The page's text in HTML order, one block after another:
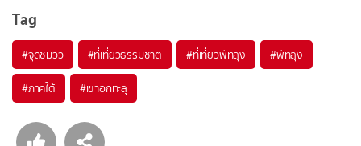
Tag
#จุดชมวิว #ที่เที่ยวธรรมชาติ #ที่เที่ยวพัทลุง #พัทลุง
#ภาคใต้ #เขาอกทะลุ